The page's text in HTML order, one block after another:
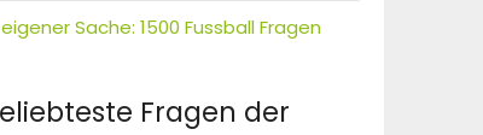
Sache: 1500 Fussball Fragen
Fragen der